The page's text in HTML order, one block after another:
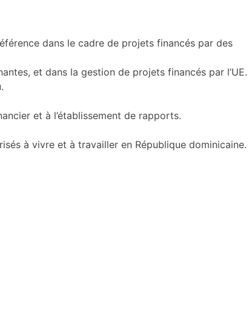
dans le cadre de projets financés par des
et dans la gestion de projets financés par l’UE.
et à l’établissement de rapports.
à vivre et à travailler en République dominicaine.